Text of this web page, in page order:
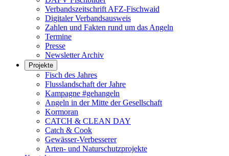
Verbandszeitschrift AFZ-Fischwaid
Digitaler Verbandsausweis
Zahlen und Fakten rund um das Angeln
Termine
Presse
Newsletter Archiv
Projekte
Fisch des Jahres
Flusslandschaft der Jahre
Kampagne #gehangeln
Angeln in der Mitte der Gesellschaft
Kormoran
CATCH & CLEAN DAY
Catch & Cook
Gewässer-Verbesserer
Arten- und Naturschutzprojekte